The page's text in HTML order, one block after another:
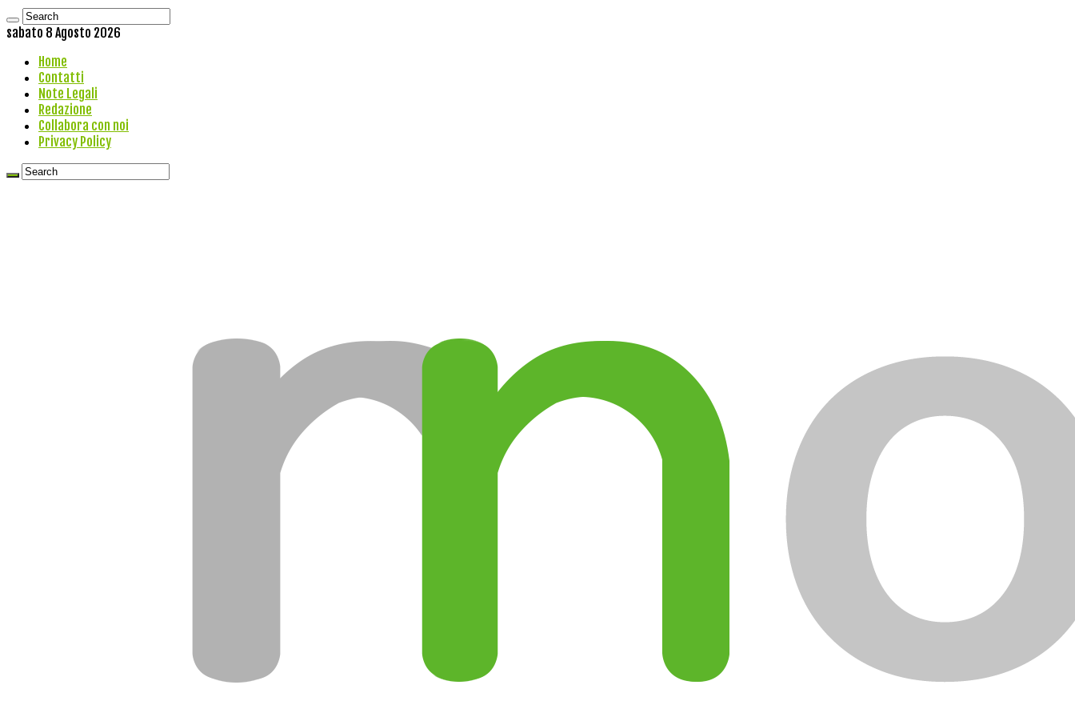
sabato 8 Agosto 2026
Home
Contatti
Note Legali
Redazione
Collabora con noi
Privacy Policy